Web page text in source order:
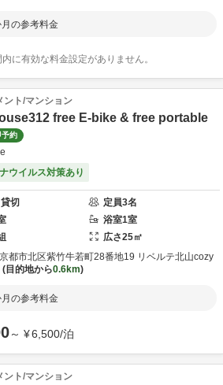
の参考料金
に有効な料金設定がありません。
ント/マンション
free E-bike & free portable
予約
ウイルス対策あり
切 定員3名
浴室1室
広さ25㎡
京都市北区紫竹牛若町28番地19 リベルテ北山cozy
目的地から0.6km
の参考料金
～ ¥6,500/泊
ント/マンション